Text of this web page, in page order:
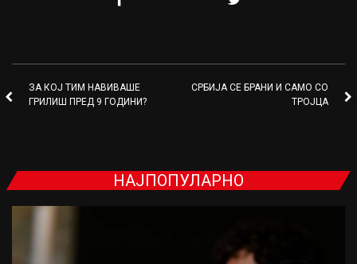
ЗА КОЈ ТИМ НАВИВАШЕ
ГРИЛИШ ПРЕД 9 ГОДИНИ?
СРБИЈА СЕ БРАНИ И САМО СО
ТРОЈЦА
НАЈПОПУЛАРНО